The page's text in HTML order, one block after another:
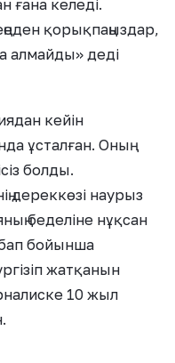
ғана келеді.
қорықпаңыздар,
алмайды» деді
кейін
ұсталған. Оның
болды.
дереккөзі наурыз
беделіне нұқсан
бойынша
жатқанын
10 жыл